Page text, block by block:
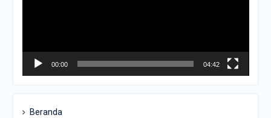
00:00 04:42
Beranda